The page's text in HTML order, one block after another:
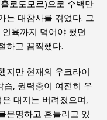
로도모르)으로 수백만
는 대참사를 겪었다. 그
육까지 먹어야 했던
하고 끔찍했다.
지만 현재의 우크라이
습, 권력층이 여전히 우
대지는 버려졌으며,
분명하고 흔들리고 있